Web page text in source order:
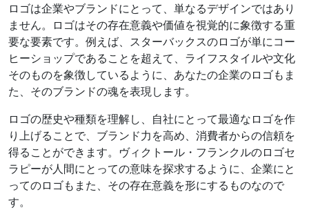
ロゴは企業やブランドにとって、単なるデザインではあり
ません。ロゴはその存在意義や価値を視覚的に象徴する重
要な要素です。例えば、スターバックスのロゴが単にコー
ヒーショップであることを超えて、ライフスタイルや文化
そのものを象徴しているように、あなたの企業のロゴもま
た、そのブランドの魂を表現します。
ロゴの歴史や種類を理解し、自社にとって最適なロゴを作
り上げることで、ブランド力を高め、消費者からの信頼を
得ることができます。ヴィクトール・フランクルのロゴセ
ラピーが人間にとっての意味を探求するように、企業にと
ってのロゴもまた、その存在意義を形にするものなので
す。